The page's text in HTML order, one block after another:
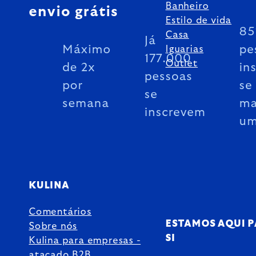
envio grátis
Máximo
de 2x
por
semana
Já
177.000
pessoas
se
inscrevem
se
Banheiro
Estilo de vida
Casa
Iguarias
Outlet
KULINA
Comentários
Sobre nós
Kulina para empresas -
ESTAMOS AQUI
SI